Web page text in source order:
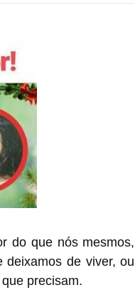
do que nós mesmos,
deixamos de viver, ou
precisam.